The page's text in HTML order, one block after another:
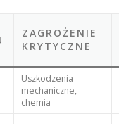
ZAGROŻENIE
KRYTYCZNE
Uszkodzenia
mechaniczne,
chemia